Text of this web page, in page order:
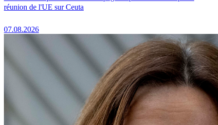
réunion de l'UE sur Ceuta
07.08.2026